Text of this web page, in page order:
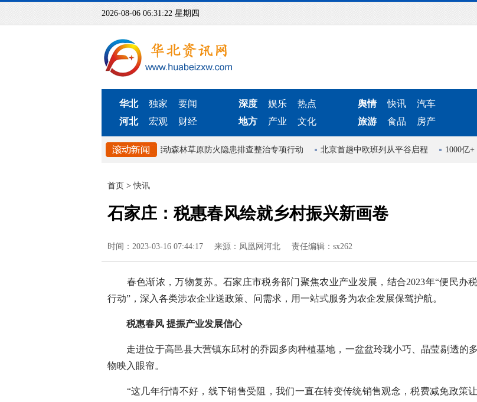
2026-08-06 06:31:23 星期四
华北 独家
要闻
河北
宏观 财经
深度 娱乐
热点
地方
产业 文化
舆情 快讯
汽车
旅游
食品 房产
山西运城市启动森林草原防火隐患排查整治专项行动 北京首趟中欧班列从平谷启程 1000亿+
首页 >快讯
石家庄：税惠春风绘就乡村振兴新画卷
时间：2023-03-16 07:44:17 来源：凤凰网河北 责任编辑：sx262
春色渐浓，万物复苏。石家庄市税务部门聚焦农业产业发展，结合2023年“便民办
行动”，深入各类涉农企业送政策、问需求，用一站式服务为农企发展保驾护航。
税惠春风 提振产业发展信心
走进位于高邑县大营镇东邱村的乔园多肉种植基地，一盆盆玲珑小巧、晶莹剔透的
物映入眼帘。
“这几年行情不好，线下销售受阻，我们一直在转变传统销售观念，税费减免政策